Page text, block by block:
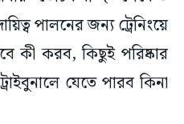
পালনের জন্য ট্রেনিংয়ে
কী করব, কিছুই পরিষ্কার
যেতে পারব কিনা